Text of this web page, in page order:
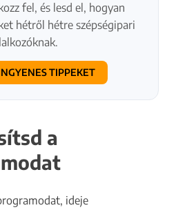
fel, és lesd el, hogyan
hétről hétre szépségipari
TIPPEKET
a
ideje